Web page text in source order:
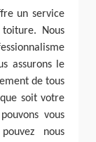
un service
Nous
assurons le
de tous
soit votre
vous
nous